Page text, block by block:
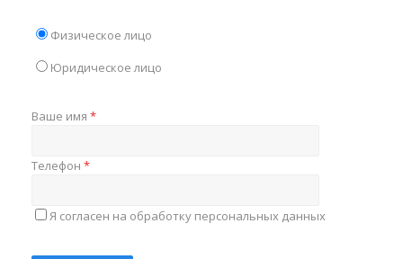
Физическое лицо
Юридическое лицо
Ваше имя *
Телефон *
Я согласен на обработку персональных данных